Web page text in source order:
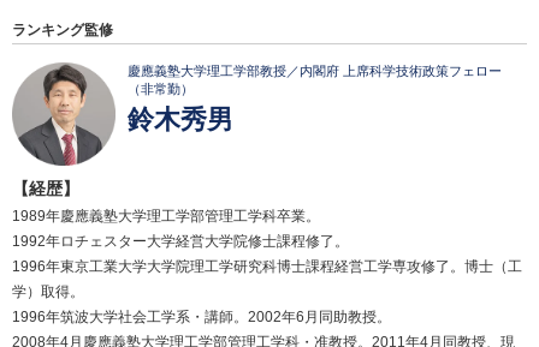
ランキング監修
慶應義塾大学理工学部教授／内閣府 上席科学技術政策フェロー
（非常勤）
鈴木秀男
【経歴】
1989年慶應義塾大学理工学部管理工学科卒業。
1992年ロチェスター大学経営大学院修士課程修了。
1996年東京工業大学大学院理工学研究科博士課程経営工学専攻修了。博士（工
学）取得。
1996年筑波大学社会工学系・講師。2002年6月同助教授。
2008年4月慶應義塾大学理工学部管理工学科・准教授。2011年4月同教授、現